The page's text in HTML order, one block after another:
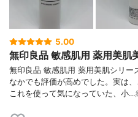
5.00
無印良品 敏感肌用 薬用美肌
無印良品 敏感肌用 薬用美肌シリ
なかでも評価が高めでした。実は
これを使って気になっていた、小…